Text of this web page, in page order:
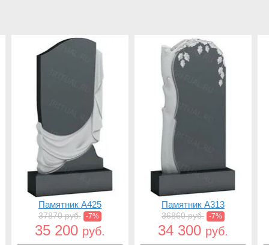
Памятник A425
37870 руб. -7%
35 200 руб.
Памятник A313
36860 руб. -7%
34 300 руб.